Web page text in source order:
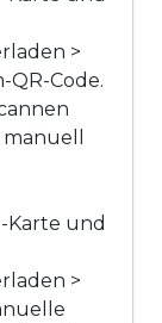
>
QR-Code.
Karte und
>